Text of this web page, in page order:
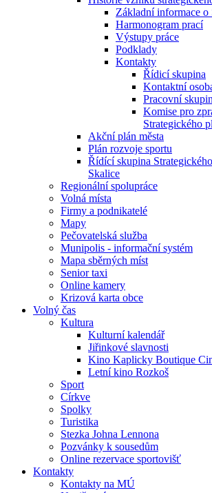
Základní informace o
Harmonogram prací
Výstupy práce
Podklady
Kontakty
Řídicí skupina
Kontaktní
Pracovní
Komise pro
Strategického
Akční plán města
Plán rozvoje sportu
Řídící skupina
Skalice
Regionální spolupráce
Volná místa
Firmy a podnikatelé
Mapy
Pečovatelská služba
Munipolis - informační systém
Mapa sběrných míst
Senior taxi
Online kamery
Krizová karta obce
Volný čas
Kultura
Kulturní kalendář
Jiřinkové slavnosti
Kino Kaplicky Boutique
Letní kino Rozkoš
Sport
Církve
Spolky
Turistika
Stezka Johna Lennona
Pozvánky k sousedům
Online rezervace sportovišť
Kontakty
Kontakty na MÚ